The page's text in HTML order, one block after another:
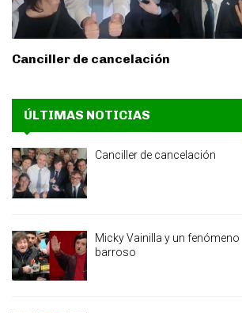
Canciller de cancelación
ÚLTIMAS NOTICIAS
Canciller de cancelación
Micky Vainilla y un fenómeno
barroso